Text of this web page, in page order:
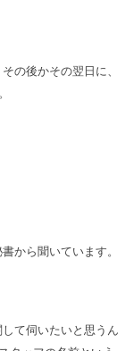
後かその翌日に、
ら聞いています。
て伺いたいと思うん